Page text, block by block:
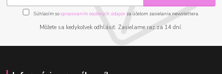
Súhlasím sospracovaním osobných údajov za účelom zasielania newslettera.
Môžete sa kedykoľvek odhlásiť. Zasielame raz za 14 dní.